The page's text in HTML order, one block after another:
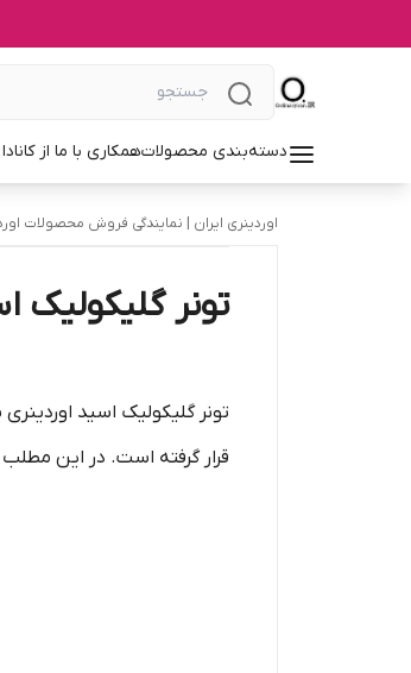
دسته‌بندی محصولاتهمکاری با ما از
اوردینری ایران | نمایندگی فروش محصولات
تونر گلیکولیک
تونر گلیکولیک اسید
قرار گرفته است. در این